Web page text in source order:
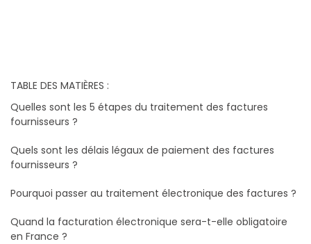
TABLE DES MATIÈRES :
Quelles sont les 5 étapes du traitement des factures
fournisseurs ?
Quels sont les délais légaux de paiement des factures
fournisseurs ?
Pourquoi passer au traitement électronique des factures ?
Quand la facturation électronique sera-t-elle obligatoire
en France ?